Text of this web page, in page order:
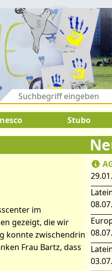
2026: Stubo
im
gezeigt, die wir
konnte zwischendrin
Frau Bartz, dass